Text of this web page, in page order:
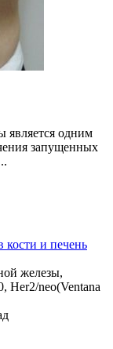
является одним
запущенных
кости и печень
железы,
Her2/neo(Ventana